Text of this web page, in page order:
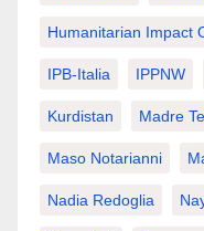
Humanitarian Impact
IPB-Italia IPPNW
Kurdistan Madre
Maso Notarianni
Nadia Redoglia